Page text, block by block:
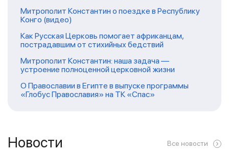
Митрополит Константин о поездке в Республику
Конго (видео)
Как Русская Церковь помогает африканцам,
пострадавшим от стихийных бедствий
Митрополит Константин: наша задача —
устроение полноценной церковной жизни
О Православии в Египте в выпуске программы
«Глобус Православия» на ТК «Спас»
Новости Все новости